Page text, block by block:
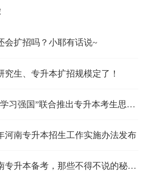
会扩招吗？小耶有话说~
究生、专升本扩招规模定了！
习强国”联合推出专升本考生思政
河南专升本招生工作实施办法发布
专升本备考，那些不得不说的秘密